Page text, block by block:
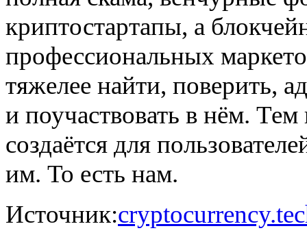
криптостартапы, а
профессиональных
тяжелее найти, поверить,
и поучаствовать в нём.
создаётся для
им. То есть нам.
Источник: